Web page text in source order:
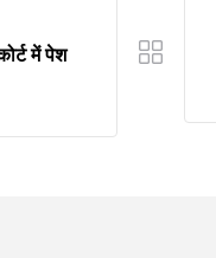
में पेश